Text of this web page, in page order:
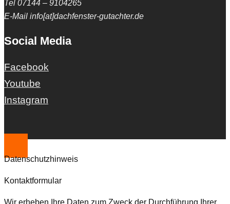
Tel 07144 – 9104265
E-Mail info[at]dachfenster-gutachter.de
Social Media
Facebook
Youtube
Instagram
Datenschutzhinweis
Kontaktformular
Wir erheben Ihre Daten zum Zweck der Durchführung Ihrer